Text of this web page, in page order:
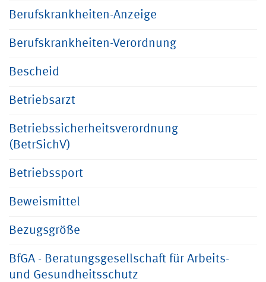
Berufskrankheiten-Anzeige
Berufskrankheiten-Verordnung
Bescheid
Betriebsarzt
Betriebssicherheitsverordnung
(BetrSichV)
Betriebssport
Beweismittel
Bezugsgröße
BfGA - Beratungsgesellschaft für Arbeits-
und Gesundheitsschutz